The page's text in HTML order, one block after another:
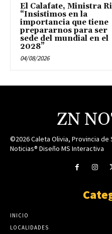
El Calafate, Ministra
“Insistimos en la
importancia que tiene
prepararnos para ser
sede del mundial en el
2028”
04/08/2026
ZN
©2026 Caleta Olivia, Provincia de
Noticias® Diseño MS Interactiva
INICIO
LOCALIDADES